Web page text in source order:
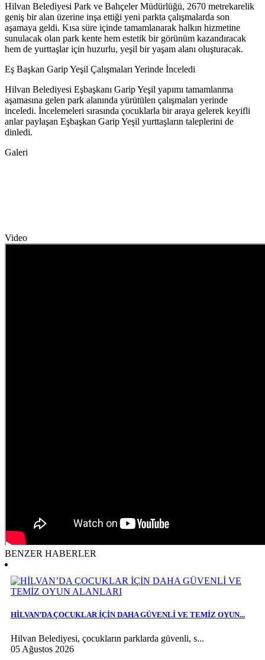
Hilvan Belediyesi Park ve Bahçeler Müdürlüğü, 2670 metrekarelik
geniş bir alan üzerine inşa ettiği yeni parkta çalışmalarda son
aşamaya geldi. Kısa süre içinde tamamlanarak halkın hizmetine
sunulacak olan park kente hem estetik bir görünüm kazandıracak
hem de yurttaşlar için huzurlu, yeşil bir yaşam alanı oluşturacak.
Eş Başkan Garip Yeşil Çalışmaları Yerinde İnceledi
Hilvan Belediyesi Eşbaşkanı Garip Yeşil yapımı tamamlanma
aşamasına gelen park alanında yürütülen çalışmaları yerinde
inceledi. İncelemeleri sırasında çocuklarla bir araya gelerek keyifli
anlar paylaşan Eşbaşkan Garip Yeşil yurttaşların taleplerini de
dinledi.
Galeri
Video
BENZER HABERLER
HİLVAN’DA ÇOCUKLAR İÇİN DAHA GÜVENLİ VE TEMİZ OYUN...
Hilvan Belediyesi, çocukların parklarda güvenli, s...
05 Ağustos 2026